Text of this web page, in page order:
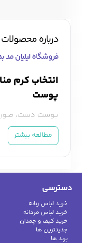
درباره
فروشگاه لیلیان مد
انتخاب کرم
پوست
پوست دست،
شست‌وشو،
خورشید و
استفاده از
نرم‌تر و لطیف‌تر
هر محصول
نیاز واقعی آن
مطالعه بیشتر
دسترسی
خرید لباس زنانه
خرید لباس مردانه
خرید کیف و چمدان
جدیدترین ها
برند ها